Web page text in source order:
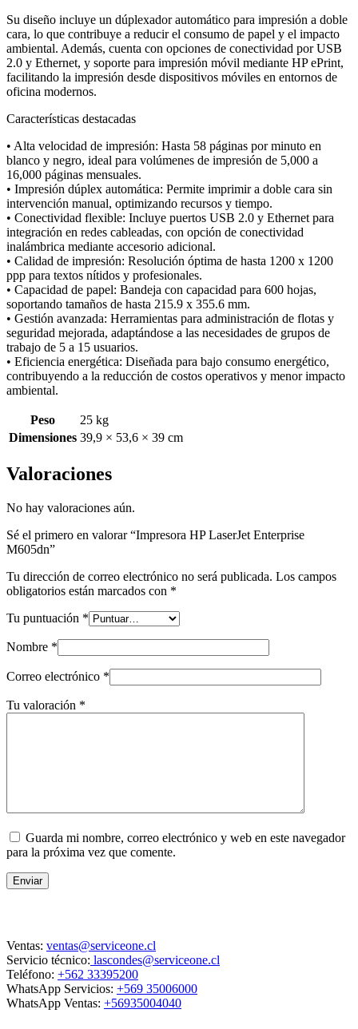
Su diseño incluye un dúplexador automático para impresión a doble
cara, lo que contribuye a reducir el consumo de papel y el impacto
ambiental. Además, cuenta con opciones de conectividad por USB
2.0 y Ethernet, y soporte para impresión móvil mediante HP ePrint,
facilitando la impresión desde dispositivos móviles en entornos de
oficina modernos.
Características destacadas
• Alta velocidad de impresión: Hasta 58 páginas por minuto en
blanco y negro, ideal para volúmenes de impresión de 5,000 a
16,000 páginas mensuales.
• Impresión dúplex automática: Permite imprimir a doble cara sin
intervención manual, optimizando recursos y tiempo.
• Conectividad flexible: Incluye puertos USB 2.0 y Ethernet para
integración en redes cableadas, con opción de conectividad
inalámbrica mediante accesorio adicional.
• Calidad de impresión: Resolución óptima de hasta 1200 x 1200
ppp para textos nítidos y profesionales.
• Capacidad de papel: Bandeja con capacidad para 600 hojas,
soportando tamaños de hasta 215.9 x 355.6 mm.
• Gestión avanzada: Herramientas para administración de flotas y
seguridad mejorada, adaptándose a las necesidades de grupos de
trabajo de 5 a 15 usuarios.
• Eficiencia energética: Diseñada para bajo consumo energético,
contribuyendo a la reducción de costos operativos y menor impacto
ambiental.
Peso
25 kg
Dimensiones 39,9 × 53,6 × 39 cm
Valoraciones
No hay valoraciones aún.
Sé el primero en valorar “Impresora HP LaserJet Enterprise
M605dn”
Tu dirección de correo electrónico no será publicada. Los campos
obligatorios están marcados con *
Tu puntuación *
Nombre *
Correo electrónico *
Tu valoración *
Guarda mi nombre, correo electrónico y web en este navegador
para la próxima vez que comente.
Enviar
Ventas: ventas@serviceone.cl
Servicio técnico: lascondes@serviceone.cl
Teléfono: +562 33395200
WhatsApp Servicios: +569 35006000
WhatsApp Ventas: +56935004040